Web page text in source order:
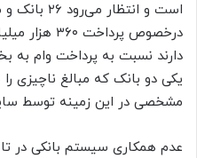
است و
درخصوص
دارند نسبت به پرداخت وام به
یکی دو بانک که مبالغ ناچیزی
مشخصی در این زمینه توسط
عدم همکاری سیستم بانکی در